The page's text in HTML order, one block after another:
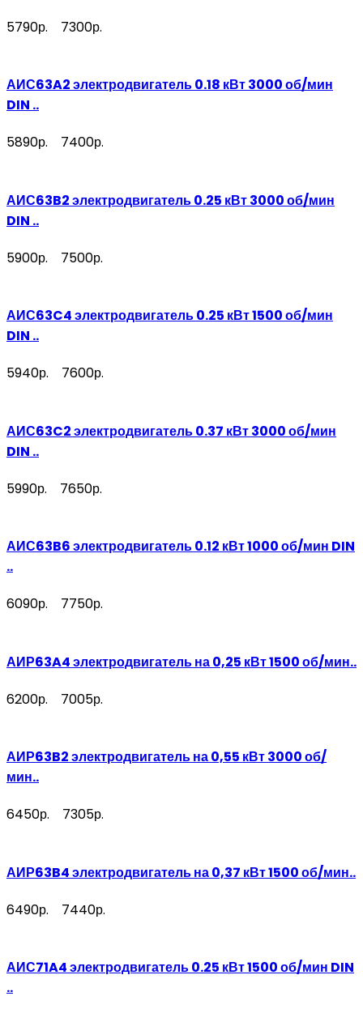
5790р. 7300р.
АИС63A2 электродвигатель 0.18 кВт 3000 об/мин
DIN ..
5890р. 7400р.
АИС63B2 электродвигатель 0.25 кВт 3000 об/мин
DIN ..
5900р. 7500р.
АИС63C4 электродвигатель 0.25 кВт 1500 об/мин
DIN ..
5940р. 7600р.
АИС63C2 электродвигатель 0.37 кВт 3000 об/мин
DIN ..
5990р. 7650р.
АИС63B6 электродвигатель 0.12 кВт 1000 об/мин DIN
..
6090р. 7750р.
АИР63A4 электродвигатель на 0,25 кВт 1500 об/мин..
6200р. 7005р.
АИР63B2 электродвигатель на 0,55 кВт 3000 об/
мин..
6450р. 7305р.
АИР63B4 электродвигатель на 0,37 кВт 1500 об/мин..
6490р. 7440р.
АИС71A4 электродвигатель 0.25 кВт 1500 об/мин DIN
..